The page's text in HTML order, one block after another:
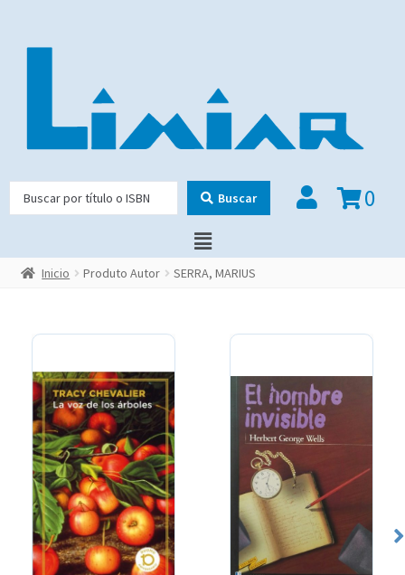
Buscar 0
Inicio Produto Autor SERRA, MARIUS